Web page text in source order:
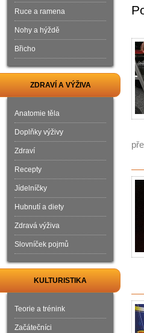
Ruce a ramena
Nohy a hýždě
Břicho
ZDRAVÍ A VÝŽIVA
Anatomie těla
Doplňky výživy
Zdraví
Recepty
Jídelníčky
Hubnutí a diety
Zdravá výživa
Slovníček pojmů
KULTURISTIKA
Teorie a trénink
Začátečníci